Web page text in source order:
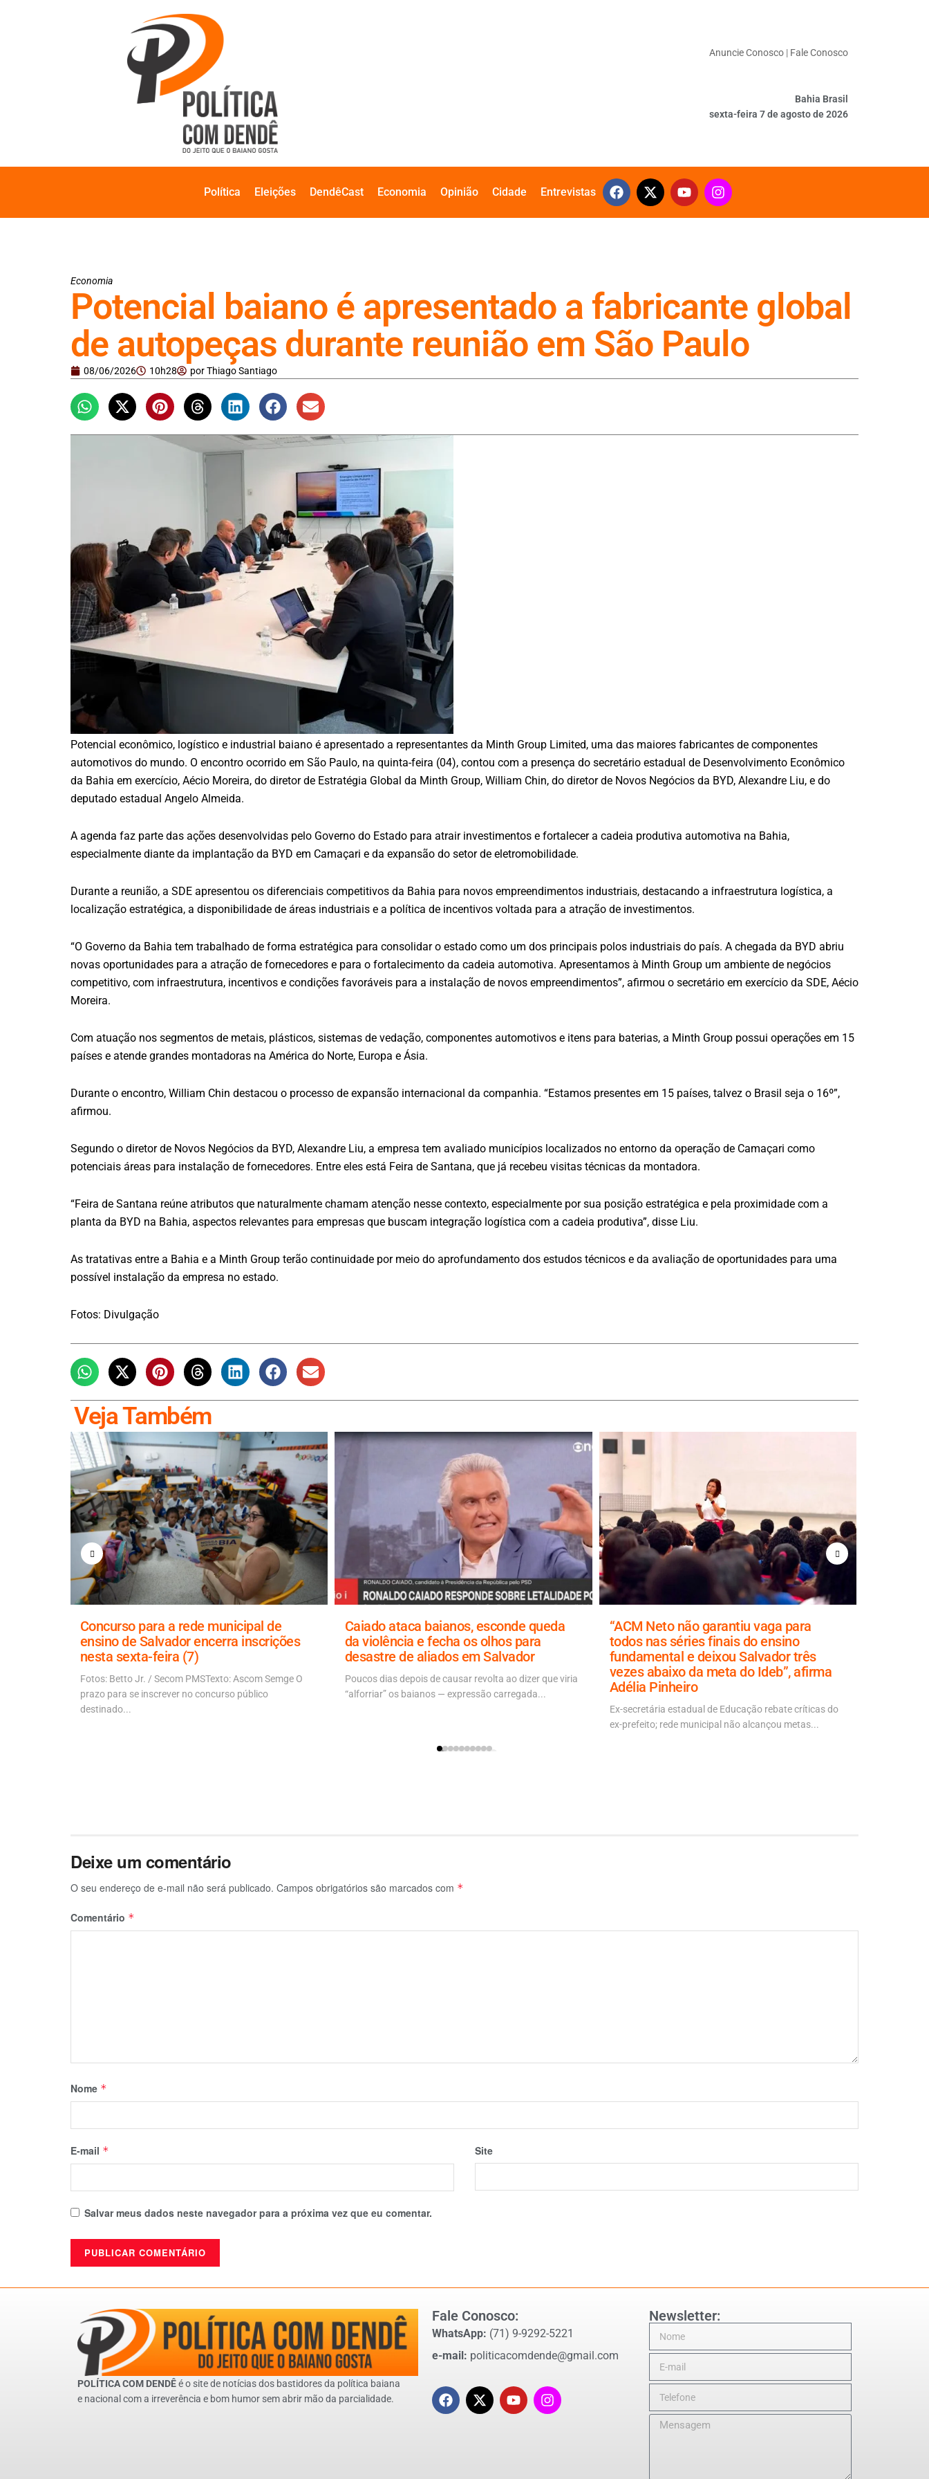
Anuncie Conosco | Fale Conosco
Bahia Brasil
sexta-feira 7 de agosto de 2026
Política Eleições DendêCast Economia Opinião Cidade Entrevistas
Economia
Potencial baiano é apresentado a fabricante global
de autopeças durante reunião em São Paulo
08/06/2026 10h28 porThiago Santiago
Potencial econômico, logístico e industrial baiano é apresentado a representantes da Minth Group Limited, uma das maiores fabricantes de componentes
automotivos do mundo. O encontro ocorrido em São Paulo, na quinta-feira (04), contou com a presença do secretário estadual de Desenvolvimento Econômico
da Bahia em exercício, Aécio Moreira, do diretor de Estratégia Global da Minth Group, William Chin, do diretor de Novos Negócios da BYD, Alexandre Liu, e do
deputado estadual Angelo Almeida.
A agenda faz parte das ações desenvolvidas pelo Governo do Estado para atrair investimentos e fortalecer a cadeia produtiva automotiva na Bahia,
especialmente diante da implantação da BYD em Camaçari e da expansão do setor de eletromobilidade.
Durante a reunião, a SDE apresentou os diferenciais competitivos da Bahia para novos empreendimentos industriais, destacando a infraestrutura logística, a
localização estratégica, a disponibilidade de áreas industriais e a política de incentivos voltada para a atração de investimentos.
“O Governo da Bahia tem trabalhado de forma estratégica para consolidar o estado como um dos principais polos industriais do país. A chegada da BYD abriu
novas oportunidades para a atração de fornecedores e para o fortalecimento da cadeia automotiva. Apresentamos à Minth Group um ambiente de negócios
competitivo, com infraestrutura, incentivos e condições favoráveis para a instalação de novos empreendimentos”, afirmou o secretário em exercício da SDE, Aécio
Moreira.
Com atuação nos segmentos de metais, plásticos, sistemas de vedação, componentes automotivos e itens para baterias, a Minth Group possui operações em 15
países e atende grandes montadoras na América do Norte, Europa e Ásia.
Durante o encontro, William Chin destacou o processo de expansão internacional da companhia. “Estamos presentes em 15 países, talvez o Brasil seja o 16º”,
afirmou.
Segundo o diretor de Novos Negócios da BYD, Alexandre Liu, a empresa tem avaliado municípios localizados no entorno da operação de Camaçari como
potenciais áreas para instalação de fornecedores. Entre eles está Feira de Santana, que já recebeu visitas técnicas da montadora.
“Feira de Santana reúne atributos que naturalmente chamam atenção nesse contexto, especialmente por sua posição estratégica e pela proximidade com a
planta da BYD na Bahia, aspectos relevantes para empresas que buscam integração logística com a cadeia produtiva”, disse Liu.
As tratativas entre a Bahia e a Minth Group terão continuidade por meio do aprofundamento dos estudos técnicos e da avaliação de oportunidades para uma
possível instalação da empresa no estado.
Fotos: Divulgação
Veja Também
Concurso para a rede municipal de
ensino de Salvador encerra inscrições
nesta sexta-feira (7)
Fotos: Betto Jr. / Secom PMSTexto: Ascom Semge O
prazo para se inscrever no concurso público
destinado...
Caiado ataca baianos, esconde queda
da violência e fecha os olhos para
desastre de aliados em Salvador
Poucos dias depois de causar revolta ao dizer que viria
“alforriar” os baianos — expressão carregada...
“ACM Neto não garantiu vaga para
todos nas séries finais do ensino
fundamental e deixou Salvador três
vezes abaixo da meta do Ideb”, afirma
Adélia Pinheiro
Ex-secretária estadual de Educação rebate críticas do
ex-prefeito; rede municipal não alcançou metas...
Deixe um comentário
O seu endereço de e-mail não será publicado. Campos obrigatórios são marcados com *
Comentário *
Nome *
E-mail * Site
Salvar meus dados neste navegador para a próxima vez que eu comentar.
POLÍTICA COM DENDÊé o site de notícias dos bastidores da política baiana
e nacional com a irreverência e bom humor sem abrir mão da parcialidade.
Fale Conosco:
WhatsApp: (71) 9-9292-5221
e-mail: politicacomdende@gmail.com
Newsletter: